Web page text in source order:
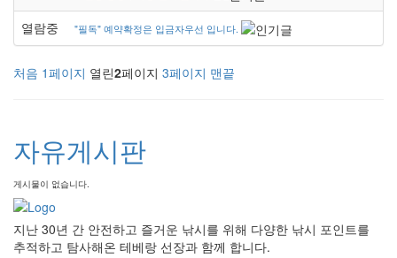
열람중 "필독" 예약확정은 입금자우선 입니다.
처음 1페이지 열린2페이지 3페이지 맨끝
자유게시판
게시물이 없습니다.
지난 30년 간 안전하고 즐거운 낚시를 위해 다양한 낚시 포인트를
추적하고 탐사해온 테베랑 선장과 함께 합니다.